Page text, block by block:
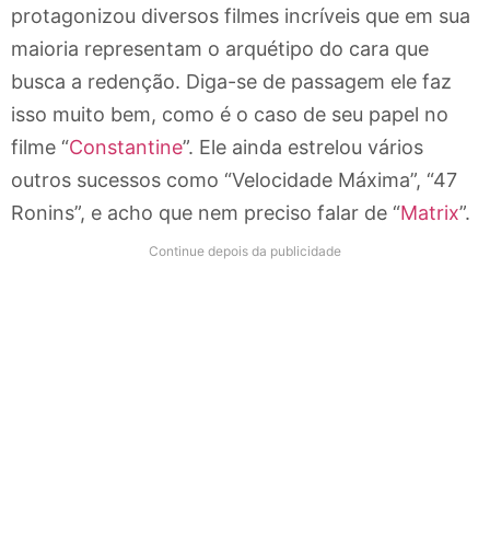
protagonizou diversos filmes incríveis que em sua
maioria representam o arquétipo do cara que
busca a redenção. Diga-se de passagem ele faz
isso muito bem, como é o caso de seu papel no
filme “Constantine”. Ele ainda estrelou vários
outros sucessos como “Velocidade Máxima”, “47
Ronins”, e acho que nem preciso falar de “Matrix”.
Continue depois da publicidade